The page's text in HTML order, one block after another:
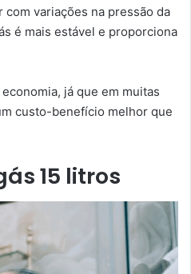
variações na pressão da
é mais estável e proporciona
já que em muitas
custo-benefício melhor que
15 litros